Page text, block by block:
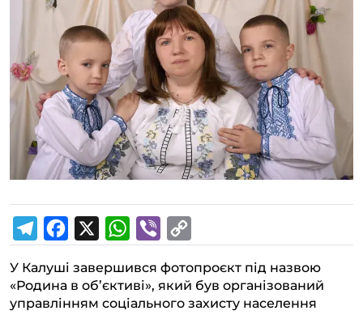
e
l
a
c
h
a
i
b
o
p
У Калуші завершився фотопроєкт під назвою
«Родина в об’єктиві», який був організований
управлінням соціального захисту населення